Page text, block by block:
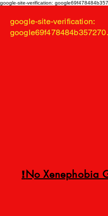
google-site-verification:
!No Xenephobia
google-site-verification: